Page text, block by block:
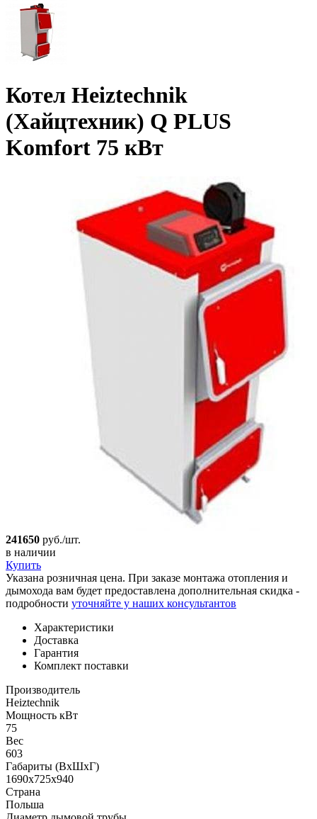
Котел Heiztechnik
(Хайцтехник) Q PLUS
Komfort 75 кВт
241650 руб./шт.
в наличии
Купить
Указана розничная цена. При заказе монтажа отопления и
дымохода вам будет предоставлена дополнительная скидка -
подробности уточняйте у наших консультантов
Характеристики
Доставка
Гарантия
Комплект поставки
Производитель
Heiztechnik
Мощность кВт
75
Вес
603
Габариты (ВхШхГ)
1690х725х940
Страна
Польша